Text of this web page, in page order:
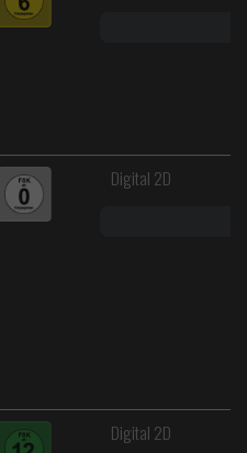
Digital 2D
Digital 2D